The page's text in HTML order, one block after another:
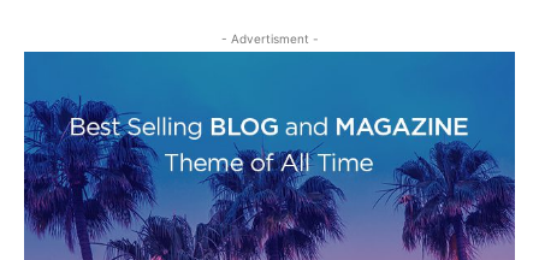
- Advertisment -